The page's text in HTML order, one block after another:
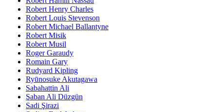
Robert Henry Charles
Robert Louis Stevenson
Robert Michael Ballantyne
Robert Misik
Robert Musil
Roger Garaudy
Romain Gary
Rudyard Kipling
Ryūnosuke Akutagawa
Sabahattin Ali
Şaban Ali Düzgün
Sadi Şirazi